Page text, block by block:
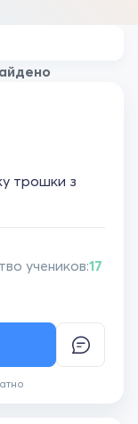
трошки з
учеников:17